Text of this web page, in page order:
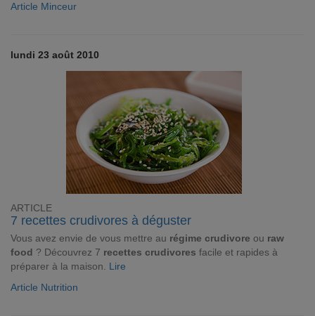
Article Minceur
lundi 23 août 2010
ARTICLE
7 recettes crudivores à déguster
Vous avez envie de vous mettre au régime crudivore ou raw
food ? Découvrez 7 recettes crudivores facile et rapides à
préparer à la maison. Lire
Article Nutrition